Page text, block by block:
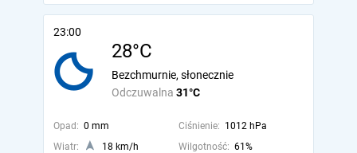
23:00
28°C
Odczuwalna 31°C
Bezchmurnie, słonecznie
Opad: 0 mm Ciśnienie: 1012 hPa
Wiatr:
18 km/h Wilgotność: 61%